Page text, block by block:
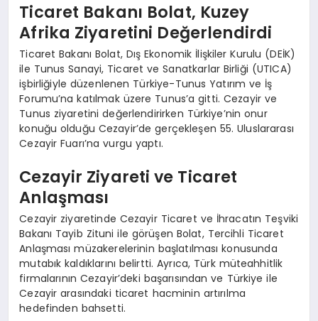
Ticaret Bakanı Bolat, Kuzey
Afrika Ziyaretini Değerlendirdi
Ticaret Bakanı Bolat, Dış Ekonomik İlişkiler Kurulu (DEİK)
ile Tunus Sanayi, Ticaret ve Sanatkarlar Birliği (UTICA)
işbirliğiyle düzenlenen Türkiye-Tunus Yatırım ve İş
Forumu’na katılmak üzere Tunus’a gitti. Cezayir ve
Tunus ziyaretini değerlendirirken Türkiye’nin onur
konuğu olduğu Cezayir’de gerçekleşen 55. Uluslararası
Cezayir Fuarı’na vurgu yaptı.
Cezayir Ziyareti ve Ticaret
Anlaşması
Cezayir ziyaretinde Cezayir Ticaret ve İhracatın Teşviki
Bakanı Tayib Zituni ile görüşen Bolat, Tercihli Ticaret
Anlaşması müzakerelerinin başlatılması konusunda
mutabık kaldıklarını belirtti. Ayrıca, Türk müteahhitlik
firmalarının Cezayir’deki başarısından ve Türkiye ile
Cezayir arasındaki ticaret hacminin artırılma
hedefinden bahsetti.